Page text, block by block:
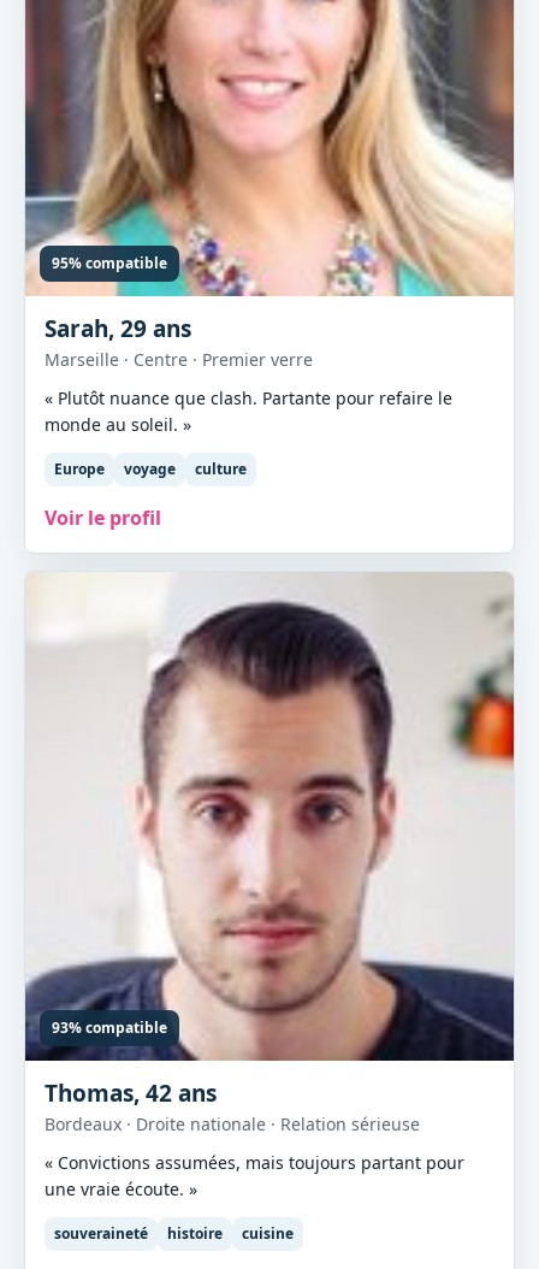
95% compatible
Sarah, 29 ans
Marseille · Centre · Premier verre
« Plutôt nuance que clash. Partante pour refaire le
monde au soleil. »
Europe voyage culture
Voir le profil
93% compatible
Thomas, 42 ans
Bordeaux · Droite nationale · Relation sérieuse
« Convictions assumées, mais toujours partant pour
une vraie écoute. »
souveraineté histoire cuisine